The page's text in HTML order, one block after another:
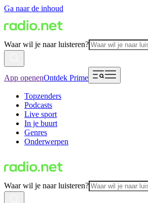
Ga naar de inhoud
Waar wil je naar luisteren?
App openenOntdek Prime
Topzenders
Podcasts
Live sport
In je buurt
Genres
Onderwerpen
Waar wil je naar luisteren?